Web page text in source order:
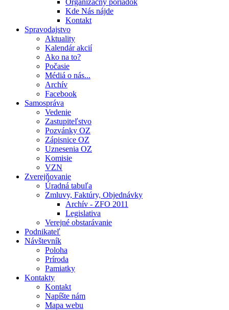
Organizačný poriadok
Kde Nás nájde
Kontakt
Spravodajstvo
Aktuality
Kalendár akcií
Ako na to?
Počasie
Médiá o nás...
Archív
Facebook
Samospráva
Vedenie
Zastupiteľstvo
Pozvánky OZ
Zápisnice OZ
Uznesenia OZ
Komisie
VZN
Zverejňovanie
Úradná tabuľa
Zmluvy, Faktúry, Objednávky
Archív - ZFO 2011
Legislativa
Verejné obstarávanie
Podnikateľ
Návštevník
Poloha
Príroda
Pamiatky
Kontakty
Kontakt
Napíšte nám
Mapa webu